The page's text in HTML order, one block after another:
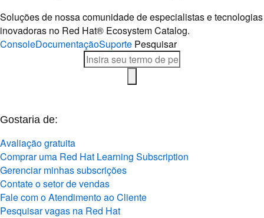
Soluções de nossa comunidade de especialistas e tecnologias
inovadoras no Red Hat® Ecosystem Catalog.
ConsoleDocumentaçãoSuporte Pesquisar
Gostaria de:
Avaliação gratuita
Comprar uma Red Hat Learning Subscription
Gerenciar minhas subscrições
Contate o setor de vendas
Fale com o Atendimento ao Cliente
Pesquisar vagas na Red Hat